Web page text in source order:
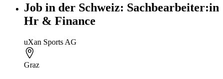
Job in der Schweiz: Sachbearbeiter:in
Hr & Finance
uXan Sports AG
Graz